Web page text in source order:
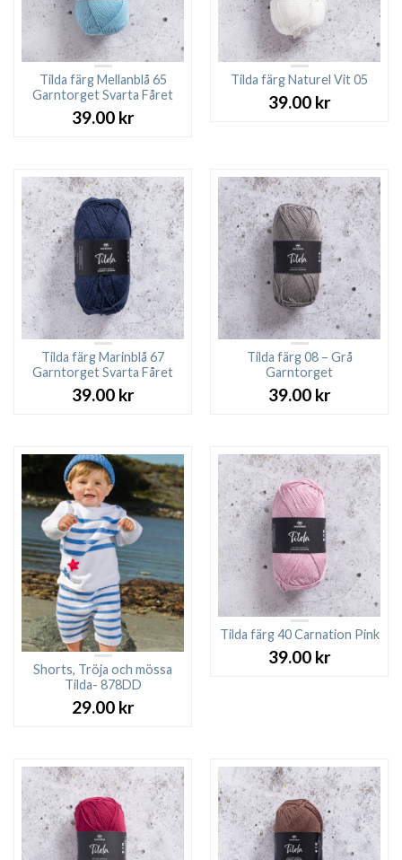
Tilda färg Mellanblå 65
Garntorget Svarta Fåret
39.00 kr
Tilda färg Naturel Vit 05
39.00 kr
Tilda färg Marinblå 67
Garntorget Svarta Fåret
39.00 kr
Tilda färg 08 – Grå
Garntorget
39.00 kr
Shorts, Tröja och mössa
Tilda- 878DD
29.00 kr
Tilda färg 40 Carnation Pink
39.00 kr